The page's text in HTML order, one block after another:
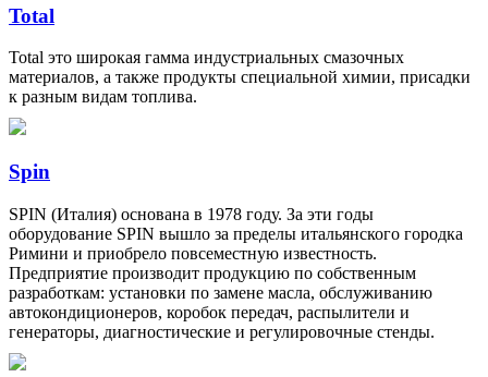
Total
Total это широкая гамма индустриальных смазочных
материалов, а также продукты специальной химии, присадки
к разным видам топлива.
Spin
SPIN (Италия) основана в 1978 году. За эти годы
оборудование SPIN вышло за пределы итальянского городка
Римини и приобрело повсеместную известность.
Предприятие производит продукцию по собственным
разработкам: установки по замене масла, обслуживанию
автокондиционеров, коробок передач, распылители и
генераторы, диагностические и регулировочные стенды.